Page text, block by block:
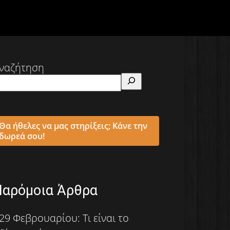
ήθελες να μας στηρίξεις; Κάνε την
σου!
Άρθρα
Φεβρουαρίου: Τι είναι το